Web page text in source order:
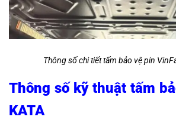
Thông số chi tiết tấm bảo vệ pin
Thông số kỹ thuật tấm
KATA